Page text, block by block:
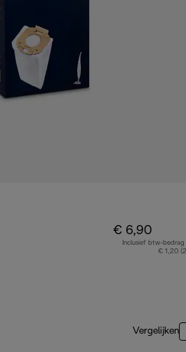
€ 6,90
Inclusief btw-bedrag
€ 1,20
Vergelijken